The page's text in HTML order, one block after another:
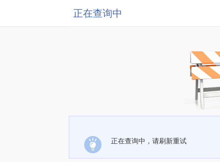
正在查询中
正在查询中，请刷新重试